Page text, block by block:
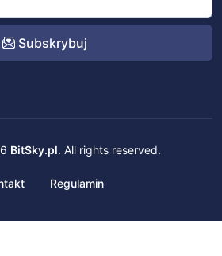
Subskrybuj
BitSky.pl. All rights reserved.
Regulamin